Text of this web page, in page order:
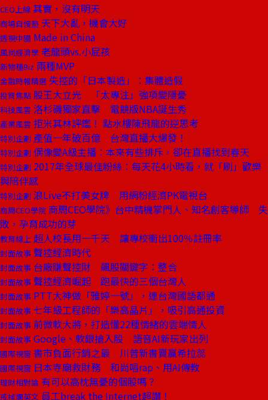
CEO上線 其實，沒有明天
商場自慢塾 天下大亂，機會大好
透視中國 Made in China
風尚經濟學 老龍頭vs.小屁孩
新物種Biz 兩種MVP
金融時報精選 失控的「日本製造」：集體造假
投資焦點 股王大立光 「太專注」強項變隱憂
科技風雲 洛杉磯獨家直擊 電競版NBA誕生秀
產業風雲 拒米其林評鑑！ 點水樓陳飛龍的逆思考
特別企劃 產值一年破百億 台灣直播大爆發！
特別企劃 偶像變A級主播：本來有些排斥，卻在直播找到春天
特別企劃 2017年全球最佳粉絲：每天花4小時看，就「刷」歡樂
與陪伴感
特別企劃 浪Live不打美女牌 用網粉經濟PK電視台
商周CEO學院 商周CEO學院》台中精機掌門人、知名創客導師 失
敗，孕育成功的芽
教育線上 超人校長用一千天 讓專校衝出100％註冊率
封面故事 聲控經濟時代
封面故事 台廠賺聲控財 飆股關鍵字：整合
封面故事 聲控經濟崛起 跑最快的三個台灣人
封面故事 PTT大神做「雅婷一號」，連台灣國語都通
封面故事 七年級工程師的「樂高晶片」，吸引高通投資
封面故事 前微軟大將，打造懂22種情緒的雲端情人
封面故事 Google、軟銀搶入股 語音AI新玩家出列
國際視窗 書市負面行銷之最 川普新書賣贏希拉蕊
國際視窗 日本寺廟救財務 和尚唱rap、用AI傳教
理財相對論 有可以高枕無憂的個股嗎？
戒掉爛英文 員工break the Internet超讚！